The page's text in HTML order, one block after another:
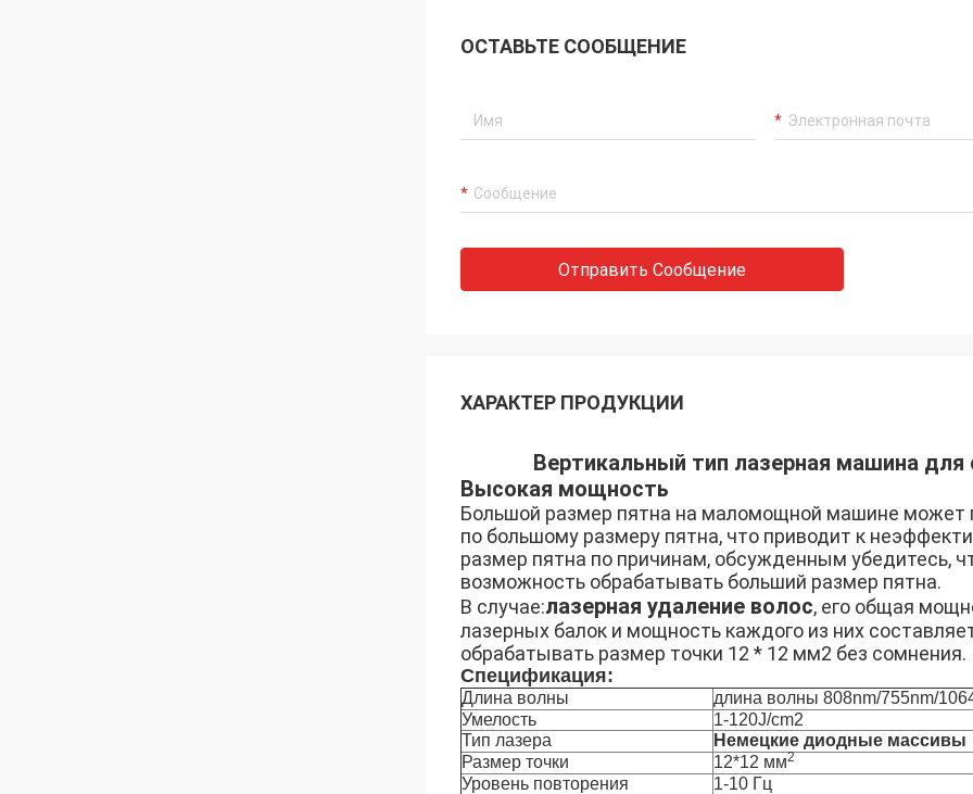
ОСТАВЬТЕ СООБЩЕНИЕ
Отправить Сообщение
ХАРАКТЕР ПРОДУКЦИИ
Вертикальный тип лазерная машина для
Высокая мощность
Большой размер пятна на маломощной машине может
по большому размеру пятна, что приводит к
размер пятна по причинам, обсужденным убедитесь,
возможность обрабатывать больший размер пятна.
В случае:лазерная удаление волос, его общая
лазерных балок и мощность каждого из них
обрабатывать размер точки 12 * 12 мм2 без сомнения.
Спецификация:
Длина волны
длина волны 808nm/755nm/
Умелость
1-120J/cm2
Тип лазера
Немецкие диодные массивы
Размер точки
12*12 мм2
Уровень повторения
1-10 Гц